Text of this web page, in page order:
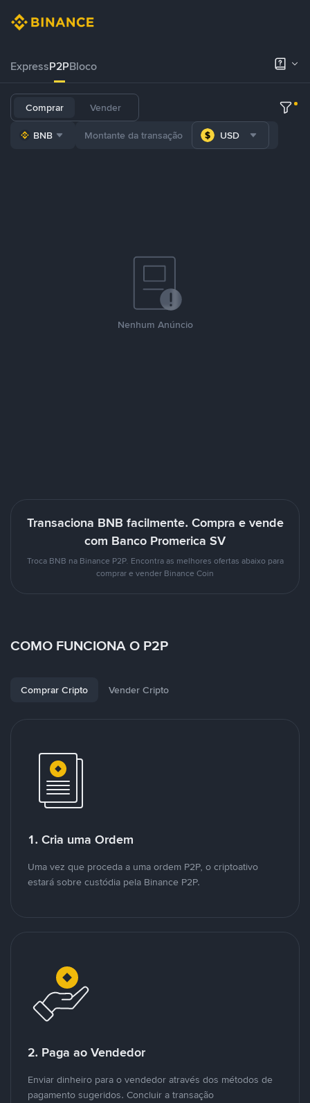
ExpressP2PBloco
Comprar Vender
BNB USD
Nenhum Anúncio
Transaciona BNB facilmente. Compra e vende
com Banco Promerica SV
Troca BNB na Binance P2P. Encontra as melhores ofertas abaixo para
comprar e vender Binance Coin
COMO FUNCIONA O P2P
Comprar Cripto Vender Cripto
1. Cria uma Ordem
Uma vez que proceda a uma ordem P2P, o criptoativo
estará sobre custódia pela Binance P2P.
2. Paga ao Vendedor
Enviar dinheiro para o vendedor através dos métodos de
pagamento sugeridos. Concluir a transação